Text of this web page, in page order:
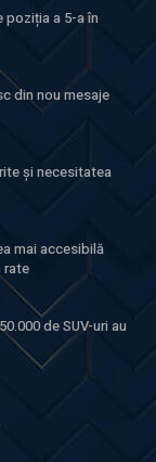
poziția a 5-a în
din nou mesaje
și necesitatea
mai accesibilă
rate
de SUV-uri au